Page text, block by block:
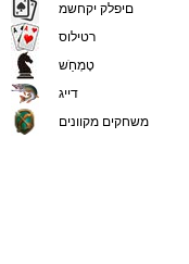
םיפלק יקחשמ
רטילוס
טָמְחַׁש
דייג
משחקים מקוונים